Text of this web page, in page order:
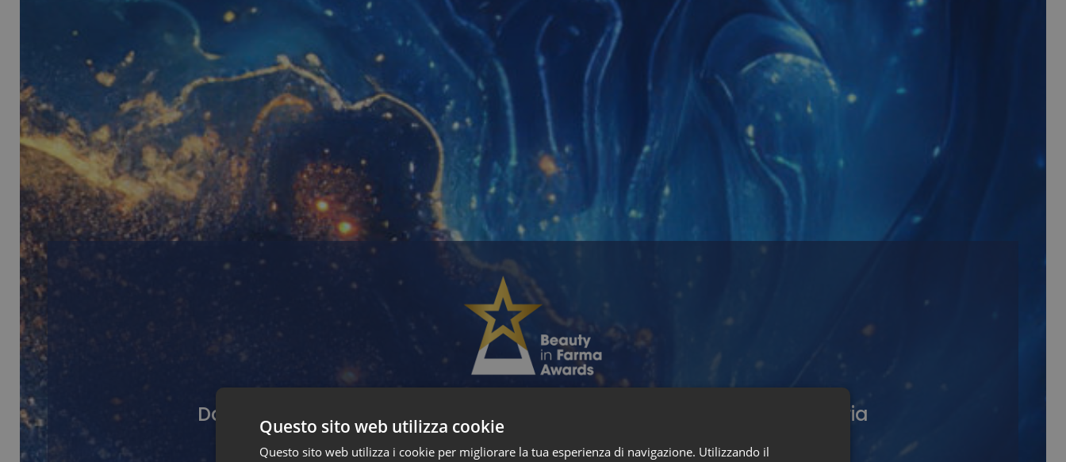
Da questa pagina puoi accedere ai 3 progetti finalisti della categoria
Questo sito web utilizza cookie
Questo sito web utilizza i cookie per migliorare la tua esperienza di navigazione. Utilizzando il